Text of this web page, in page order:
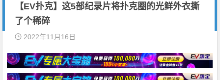
【EV扑克】这5部纪录片将扑克圈的光鲜外衣撕
了个稀碎
2022年11月16日